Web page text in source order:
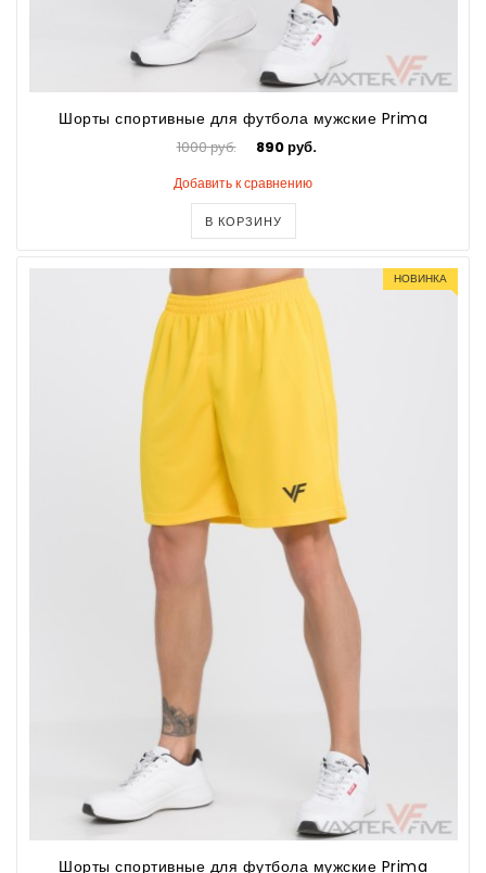
Шорты спортивные для футбола мужские Prima
1000 руб. 890 руб.
Добавить к сравнению
В КОРЗИНУ
НОВИНКА
Шорты спортивные для футбола мужские Prima